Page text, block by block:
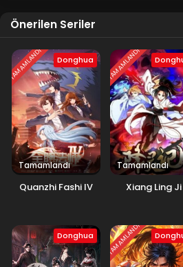
Blm 54 - Ekim 27, 2025
Tales of Herding
Blm 53 - Ekim 20, 2025
Tales of Herding Gods
Blm 52 - Ekim 12, 2025
Tales of Herding
Tales of Herding Gods
Önerilen Seriler
TAMAMLANDI Donghua
Tamamlandı
Quanzhi Fashi IV
TAMAMLANDI
Tamamlandı
Xiang Ling Ji
Donghua TAMAMLANDI